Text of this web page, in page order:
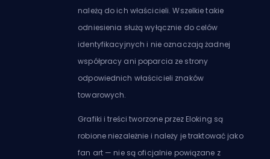
należą do ich właścicieli. Wszelkie takie
odniesienia służą wyłącznie do celów
identyfikacyjnych i nie oznaczają żadnej
współpracy ani poparcia ze strony
odpowiednich właścicieli znaków
towarowych.
Grafiki i treści tworzone przez Eloking są
robione niezależnie i należy je traktować jako
fan art — nie są oficjalnie powiązane z